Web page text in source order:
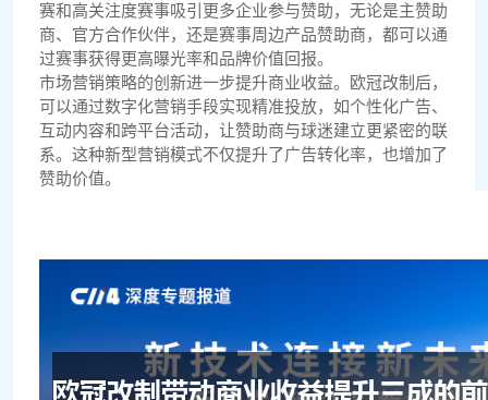
赛和高关注度赛事吸引更多企业参与赞助，无论是主赞助
商、官方合作伙伴，还是赛事周边产品赞助商，都可以通
过赛事获得更高曝光率和品牌价值回报。
市场营销策略的创新进一步提升商业收益。欧冠改制后，
可以通过数字化营销手段实现精准投放，如个性化广告、
互动内容和跨平台活动，让赞助商与球迷建立更紧密的联
系。这种新型营销模式不仅提升了广告转化率，也增加了
赞助价值。